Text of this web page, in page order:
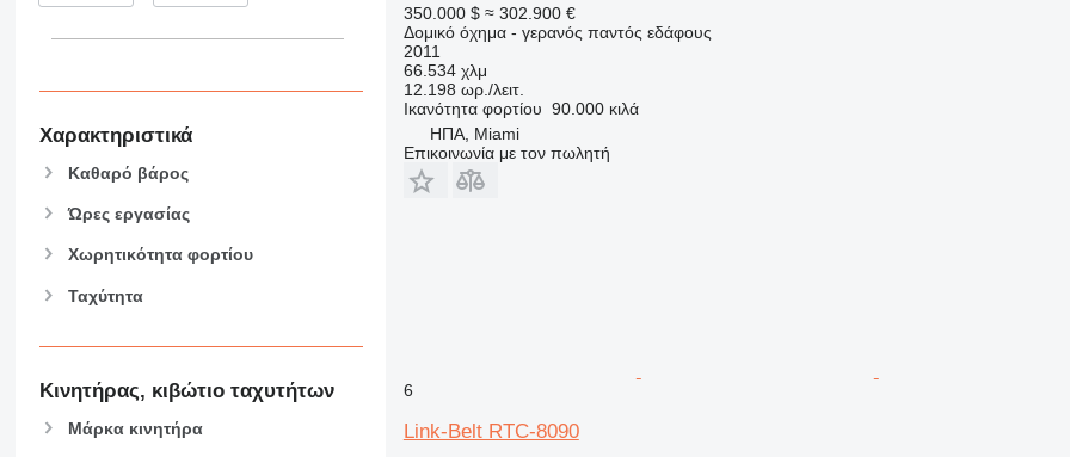
589
907
910
914
926
938
Χαρακτηριστικά
Καθαρό βάρος
Ώρες εργασίας
Χωρητικότητα φορτίου
Ταχύτητα
Κινητήρας, κιβώτιο ταχυτήτων
Μάρκα κινητήρα
350.000 $ ≈ 302.900 €
Δομικό όχημα - γερανός παντός εδάφους
2011
66.534 χλμ
12.198 ωρ./λειτ.
Ικανότητα φορτίου 90.000 κιλά
ΗΠΑ, Miami
Επικοινωνία με τον πωλητή
6
Link-Belt RTC-8090